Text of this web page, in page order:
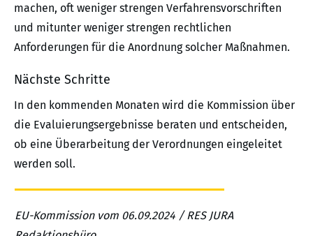
machen, oft weniger strengen Verfahrensvorschriften
und mitunter weniger strengen rechtlichen
Anforderungen für die Anordnung solcher Maßnahmen.
Nächste Schritte
In den kommenden Monaten wird die Kommission über
die Evaluierungsergebnisse beraten und entscheiden,
ob eine Überarbeitung der Verordnungen eingeleitet
werden soll.
EU-Kommission vom 06.09.2024 / RES JURA